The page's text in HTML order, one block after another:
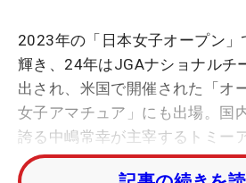
2023年の「日本女子オープン」
輝き、24年はJGAナショナルチ
出され、米国で開催された「オ
女子アマチュア」にも出場。国
誇る中嶋常幸が主宰するトミー
を学び、JLPGAプロテストでは